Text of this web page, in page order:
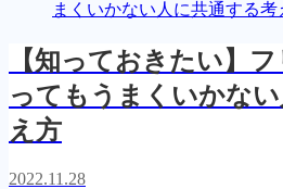
【知っておきたい】
ってもうまくいかな
え方
2022.11.28